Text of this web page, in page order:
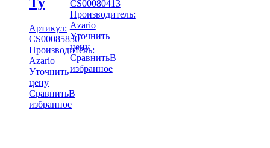
Артикул:
CS00085830
Производитель:
Azario
Уточнить
цену
СравнитьВ
избранное
CS00080413
Производитель:
Azario
Уточнить
цену
СравнитьВ
избранное